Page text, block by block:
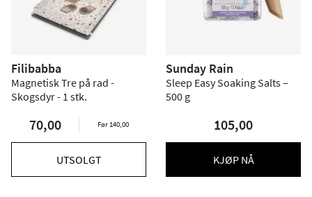
Filibabba
Magnetisk Tre på rad -
Skogsdyr - 1 stk.
70,00 Før 140,00
UTSOLGT
Sunday Rain
Sleep Easy Soaking Salts –
500 g
105,00
KJØP NÅ